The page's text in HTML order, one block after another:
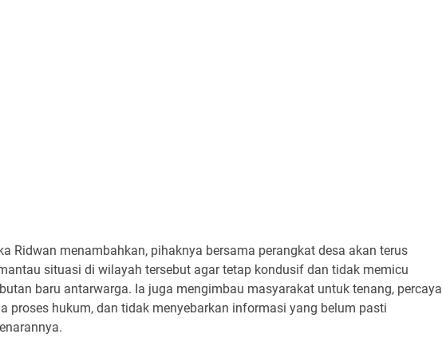
Ridwan menambahkan, pihaknya bersama perangkat desa akan terus
situasi di wilayah tersebut agar tetap kondusif dan tidak memicu
baru antarwarga. Ia juga mengimbau masyarakat untuk tenang, percaya
proses hukum, dan tidak menyebarkan informasi yang belum pasti